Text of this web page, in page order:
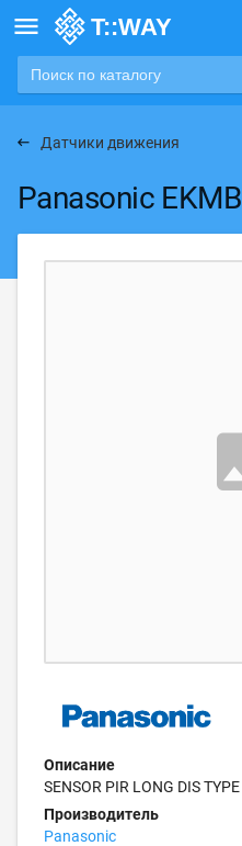

Датчики движения
Panasonic
Описание
SENSOR PIR LONG DIS
Производитель
Panasonic